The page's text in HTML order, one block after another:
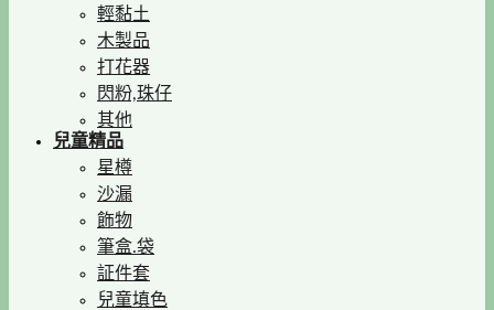
輕黏土
木製品
打花器
閃粉,珠仔
其他
兒童精品
星樽
沙漏
飾物
筆盒.袋
証件套
兒童填色